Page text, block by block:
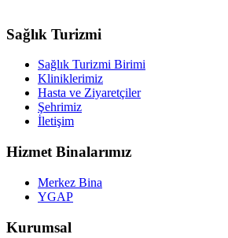
Sağlık Turizmi
Sağlık Turizmi Birimi
Kliniklerimiz
Hasta ve Ziyaretçiler
Şehrimiz
İletişim
Hizmet Binalarımız
Merkez Bina
YGAP
Kurumsal